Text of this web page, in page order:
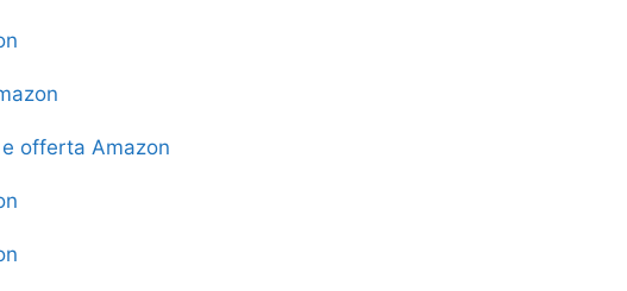
offerta Amazon